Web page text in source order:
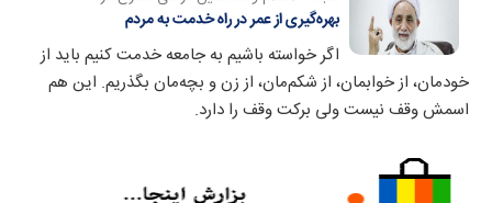
بهره‌گیری از عمر در راه خدمت به مردم
اگر خواسته باشیم به جامعه خدمت کنیم باید از
خودمان، از خوابمان، از شکم‌مان، از زن و بچه‌مان بگذریم. این هم
اسمش وقف نیست ولی برکت وقف را دارد.